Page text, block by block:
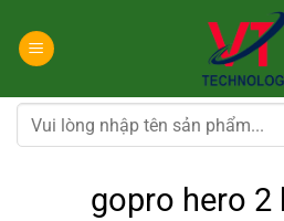
đến
dung
Tìm
kiếm:
gopro hero 2